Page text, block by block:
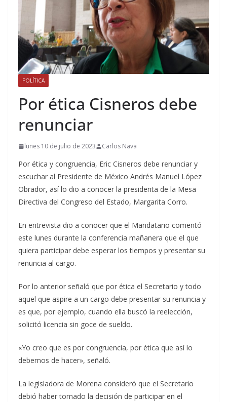
POLÍTICA
Por ética Cisneros debe
renunciar
lunes 10 de julio de 2023 Carlos Nava
Por ética y congruencia, Eric Cisneros debe renunciar y
escuchar al Presidente de México Andrés Manuel López
Obrador, así lo dio a conocer la presidenta de la Mesa
Directiva del Congreso del Estado, Margarita Corro.
En entrevista dio a conocer que el Mandatario comentó
este lunes durante la conferencia mañanera que el que
quiera participar debe esperar los tiempos y presentar su
renuncia al cargo.
Por lo anterior señaló que por ética el Secretario y todo
aquel que aspire a un cargo debe presentar su renuncia y
es que, por ejemplo, cuando ella buscó la reelección,
solicitó licencia sin goce de sueldo.
«Yo creo que es por congruencia, por ética que así lo
debemos de hacer», señaló.
La legisladora de Morena consideró que el Secretario
debió haber tomado la decisión de participar en el